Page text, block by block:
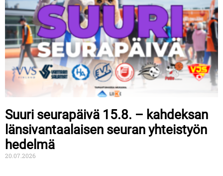
Suuri seurapäivä 15.8. – kahdeksan
länsivantaalaisen seuran yhteistyön
hedelmä
20.07.2026